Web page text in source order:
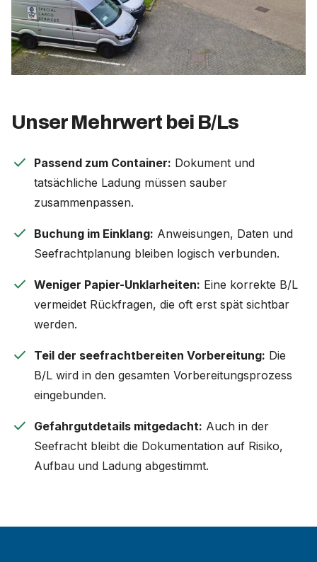
Unser Mehrwert bei B/Ls
check Passend zum Container: Dokument und
tatsächliche Ladung müssen sauber
zusammenpassen.
check Buchung im Einklang: Anweisungen, Daten und
Seefrachtplanung bleiben logisch verbunden.
check Weniger Papier-Unklarheiten: Eine korrekte B/L
vermeidet Rückfragen, die oft erst spät sichtbar
werden.
check Teil der seefrachtbereiten Vorbereitung: Die
B/L wird in den gesamten Vorbereitungsprozess
eingebunden.
check Gefahrgutdetails mitgedacht: Auch in der
Seefracht bleibt die Dokumentation auf Risiko,
Aufbau und Ladung abgestimmt.